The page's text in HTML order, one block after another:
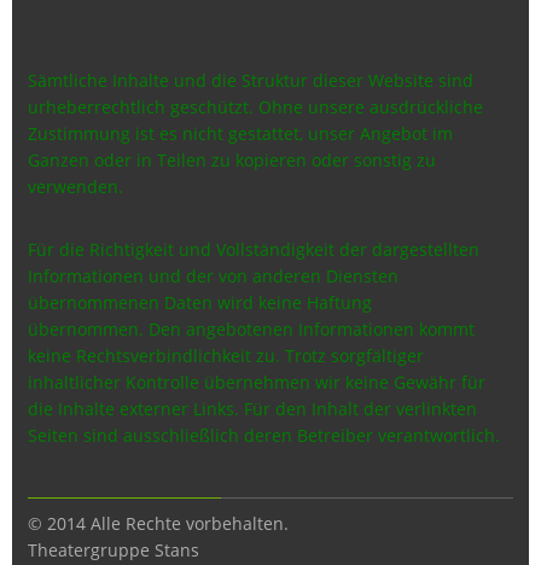
Sämtliche Inhalte und die Struktur dieser Website sind
urheberrechtlich geschützt. Ohne unsere ausdrückliche
Zustimmung ist es nicht gestattet, unser Angebot im
Ganzen oder in Teilen zu kopieren oder sonstig zu
verwenden.
Für die Richtigkeit und Vollständigkeit der dargestellten
Informationen und der von anderen Diensten
übernommenen Daten wird keine Haftung
übernommen. Den angebotenen Informationen kommt
keine Rechtsverbindlichkeit zu. Trotz sorgfältiger
inhaltlicher Kontrolle übernehmen wir keine Gewähr für
die Inhalte externer Links. Für den Inhalt der verlinkten
Seiten sind ausschließlich deren Betreiber verantwortlich.
© 2014 Alle Rechte vorbehalten.
Theatergruppe Stans